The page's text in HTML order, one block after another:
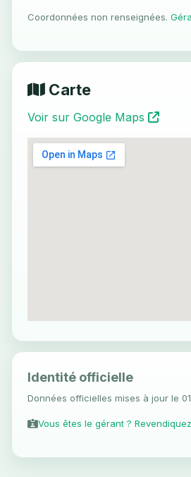
Coordonnées non renseignées.
Carte
Voir sur Google Maps
Identité officielle
Données officielles mises à jour le
Vous êtes le gérant ?